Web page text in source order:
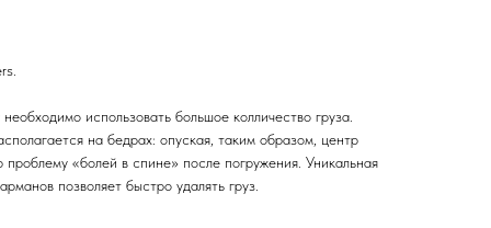
использовать большое колличество груза.
на бедрах: опуская, таким образом, центр
«болей в спине» после погружения. Уникальная
позволяет быстро удалять груз.